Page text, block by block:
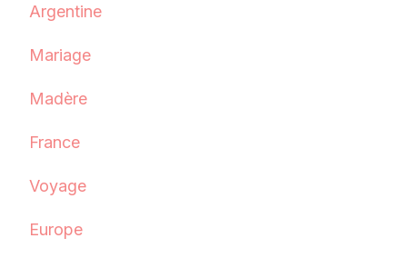
Argentine
Mariage
Madère
France
Voyage
Europe